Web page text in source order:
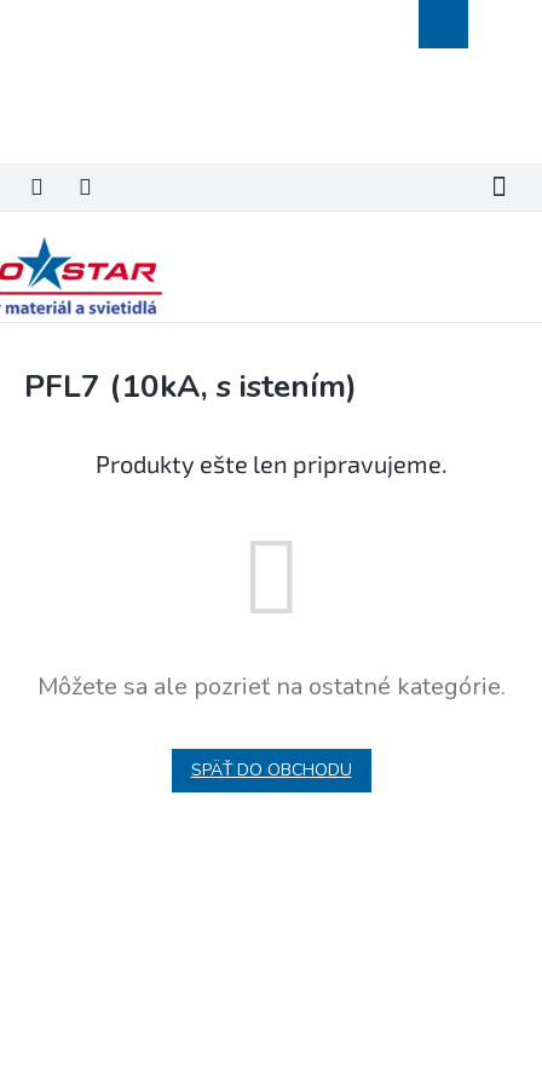
košík
PFL7 (10kA, s istením)
Produkty ešte len pripravujeme.
Môžete sa ale pozrieť na ostatné kategórie.
SPÄŤ DO OBCHODU